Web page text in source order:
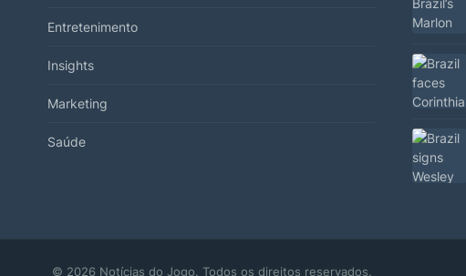
Entretenimento
Insights
Marketing
Saúde
© 2026 Notícias do Jogo. Todos os direitos reservados.